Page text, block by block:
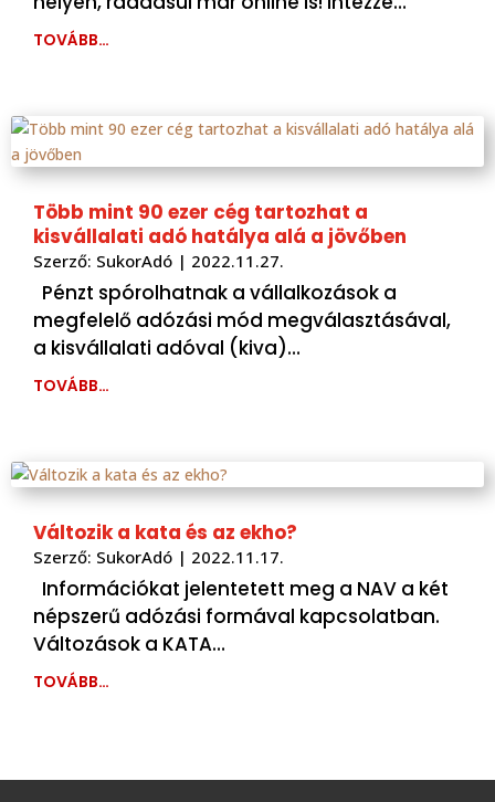
TOVÁBB…
Több mint 90 ezer cég tartozhat a
kisvállalati adó hatálya alá a jövőben
Szerző: SukorAdó | 2022.11.27.
Pénzt spórolhatnak a vállalkozások a
megfelelő adózási mód megválasztásával,
a kisvállalati adóval (kiva)…
TOVÁBB…
Változik a kata és az ekho?
Szerző: SukorAdó | 2022.11.17.
Információkat jelentetett meg a NAV a két
népszerű adózási formával kapcsolatban.
Változások a KATA…
TOVÁBB…